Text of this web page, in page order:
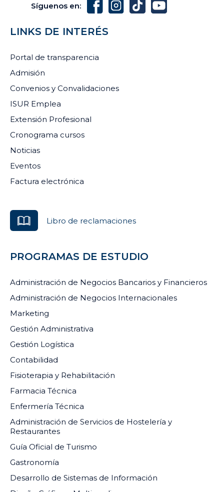
Síguenos en:
LINKS DE INTERÉS
Portal de transparencia
Admisión
Convenios y Convalidaciones
ISUR Emplea
Extensión Profesional
Cronograma cursos
Noticias
Eventos
Factura electrónica
Libro de reclamaciones
PROGRAMAS DE ESTUDIO
Administración de Negocios Bancarios y Financieros
Administración de Negocios Internacionales
Marketing
Gestión Administrativa
Gestión Logística
Contabilidad
Fisioterapia y Rehabilitación
Farmacia Técnica
Enfermería Técnica
Administración de Servicios de Hostelería y
Restaurantes
Guía Oficial de Turismo
Gastronomía
Desarrollo de Sistemas de Información